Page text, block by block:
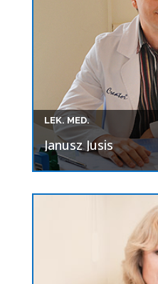
LEK. MED.
Janusz Jusis